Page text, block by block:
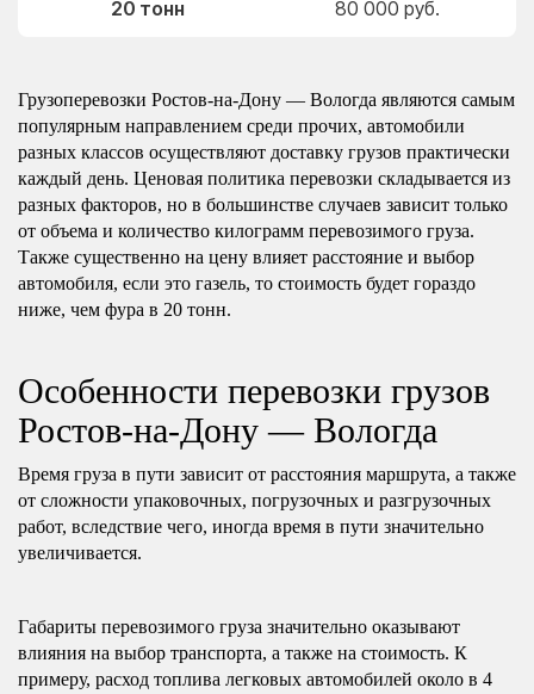
20 тонн 80 000 руб.
Грузоперевозки Ростов-на-Дону — Вологда являются самым
популярным направлением среди прочих, автомобили
разных классов осуществляют доставку грузов практически
каждый день. Ценовая политика перевозки складывается из
разных факторов, но в большинстве случаев зависит только
от объема и количество килограмм перевозимого груза.
Также существенно на цену влияет расстояние и выбор
автомобиля, если это газель, то стоимость будет гораздо
ниже, чем фура в 20 тонн.
Особенности перевозки грузов
Ростов-на-Дону — Вологда
Время груза в пути зависит от расстояния маршрута, а также
от сложности упаковочных, погрузочных и разгрузочных
работ, вследствие чего, иногда время в пути значительно
увеличивается.
Габариты перевозимого груза значительно оказывают
влияния на выбор транспорта, а также на стоимость. К
примеру, расход топлива легковых автомобилей около в 4